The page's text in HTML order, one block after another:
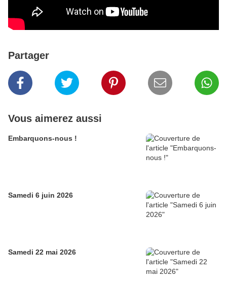
Partager
Vous aimerez aussi
Embarquons-nous !
Samedi 6 juin 2026
Samedi 22 mai 2026